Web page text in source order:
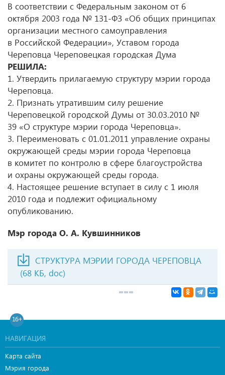
В соответствии с Федеральным законом от 6
октября 2003 года № 131-ФЗ «Об общих принципах
организации местного самоуправления
в Российской Федерации», Уставом города
Череповца Череповецкая городская Дума
РЕШИЛА:
1. Утвердить прилагаемую структуру мэрии города
Череповца.
2. Признать утратившим силу решение
Череповецкой городской Думы от 30.03.2010 №
39 «О структуре мэрии города Череповца».
3. Переименовать с 01.01.2011 управление охраны
окружающей среды мэрии города Череповца
в комитет по контролю в сфере благоустройства
и охраны окружающей среды города.
4. Настоящее решение вступает в силу с 1 июля
2010 года и подлежит официальному
опубликованию.
Мэр города О. А. Кувшинников
СТРУКТУРА МЭРИИ ГОРОДА ЧЕРЕПОВЦА
(68 КБ, doc)
16+
НАВИГАЦИЯ
Карта сайта
Мэрия города